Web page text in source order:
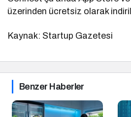
üzerinden ücretsiz olarak
Kaynak: Startup Gazetesi
Benzer Haberler